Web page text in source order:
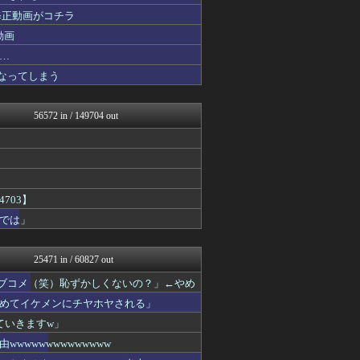
ひま速(°∀°) -暇つぶ...
バズッター速報
まとめたニュース
Samurai GOAL
キニ速
男性様｜気団・生活2chま...
なんJ PRIDE
まとめCUP
NEWSまとめもりー｜2c...
mashlife通信
海外の万国反応記＠海外の反...
おーるじゃんる
なんJミュージアム
おうち速報
トレンドの通り道
修羅場ライフ速報
不思議.net - 5ch...
大艦巨砲主義！
アニチャット
動画がコチラ
画
…
ってしまう
56572 in / 149704 out
】
は」
25471 in / 60827 out
コメ（笑）恥ずかしくないの？」←やめ
てイケメンにチヤホヤされる」
きますw」
wwwwwwwwwwwwww